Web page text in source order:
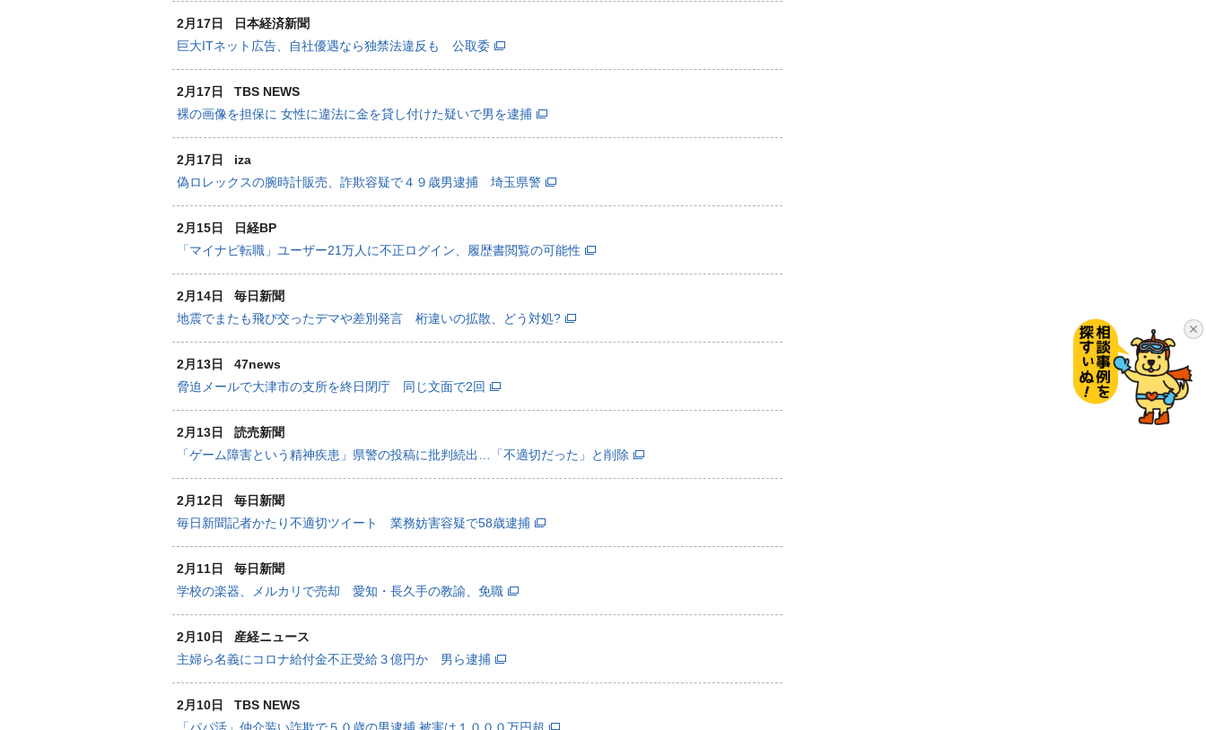
2月17日
日本経済新聞
巨大ITネット広告、自社優遇なら独禁法違反も 公取委
2月17日
TBS NEWS
裸の画像を担保に 女性に違法に金を貸し付けた疑いで男を逮捕
2月17日
iza
偽ロレックスの腕時計販売、詐欺容疑で４９歳男逮捕 埼玉県警
2月15日
日経BP
「マイナビ転職」ユーザー21万人に不正ログイン、履歴書閲覧の可能性
2月14日
毎日新聞
地震でまたも飛び交ったデマや差別発言 桁違いの拡散、どう対処?
2月13日
47news
脅迫メールで大津市の支所を終日閉庁 同じ文面で2回
2月13日
読売新聞
「ゲーム障害という精神疾患」県警の投稿に批判続出…「不適切だった」と削除
2月12日
毎日新聞
毎日新聞記者かたり不適切ツイート 業務妨害容疑で58歳逮捕
2月11日
毎日新聞
学校の楽器、メルカリで売却 愛知・長久手の教諭、免職
2月10日
産経ニュース
主婦ら名義にコロナ給付金不正受給３億円か 男ら逮捕
2月10日
TBS NEWS